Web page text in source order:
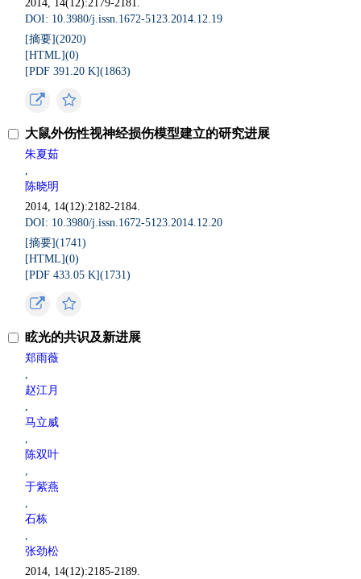
2014, 14(12):2179-2181.
DOI: 10.3980/j.issn.1672-5123.2014.12.19
[摘要](2020)
[HTML](0)
[PDF 391.20 K](1863)
大鼠外伤性视神经损伤模型建立的研究进展
朱夏茹
,
陈晓明
2014, 14(12):2182-2184.
DOI: 10.3980/j.issn.1672-5123.2014.12.20
[摘要](1741)
[HTML](0)
[PDF 433.05 K](1731)
眩光的共识及新进展
郑雨薇
,
赵江月
,
马立威
,
陈双叶
,
于紫燕
,
石栋
,
张劲松
2014, 14(12):2185-2189.